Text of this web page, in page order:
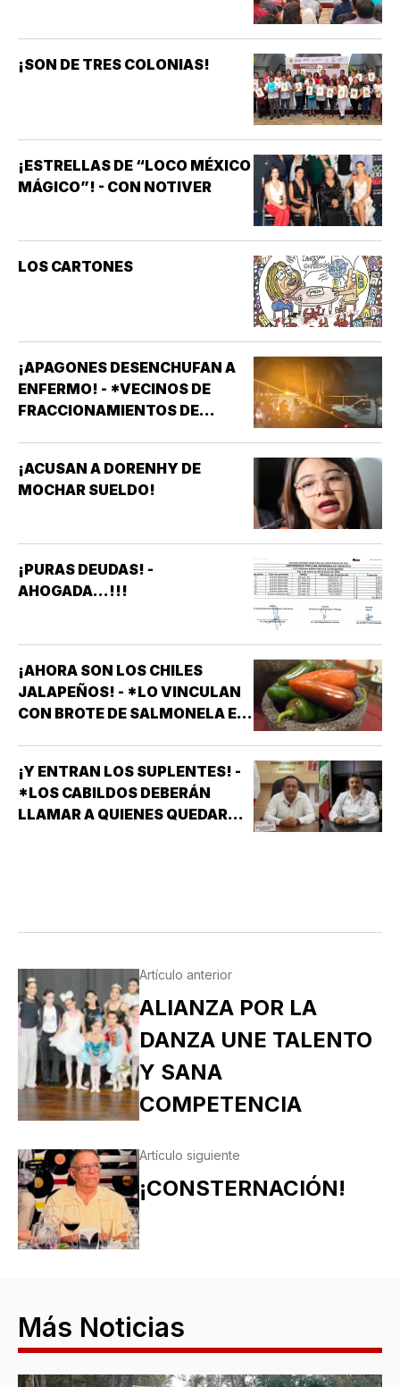
¡SON DE TRES COLONIAS!
¡ESTRELLAS DE “LOCO MÉXICO
MÁGICO”! - CON NOTIVER
LOS CARTONES
¡APAGONES DESENCHUFAN A
ENFERMO! - *VECINOS DE
FRACCIONAMIENTOS DE
AFECTAN ELEVADORES,
TRATAMIENTOS MÉDICOS Y
¡ACUSAN A DORENHY DE
MOCHAR SUELDO!
¡PURAS DEUDAS! -
AHOGADA...!!!
¡AHORA SON LOS CHILES
JALAPEÑOS! - *LO VINCULAN
CON BROTE DE SALMONELA EN
¡Y ENTRAN LOS SUPLENTES! -
*LOS CABILDOS DEBERÁN
LLAMAR A QUIENES QUEDARON
Artículo anterior
ALIANZA POR LA
DANZA UNE TALENTO
Y SANA
COMPETENCIA
Artículo siguiente
¡CONSTERNACIÓN!
Más Noticias